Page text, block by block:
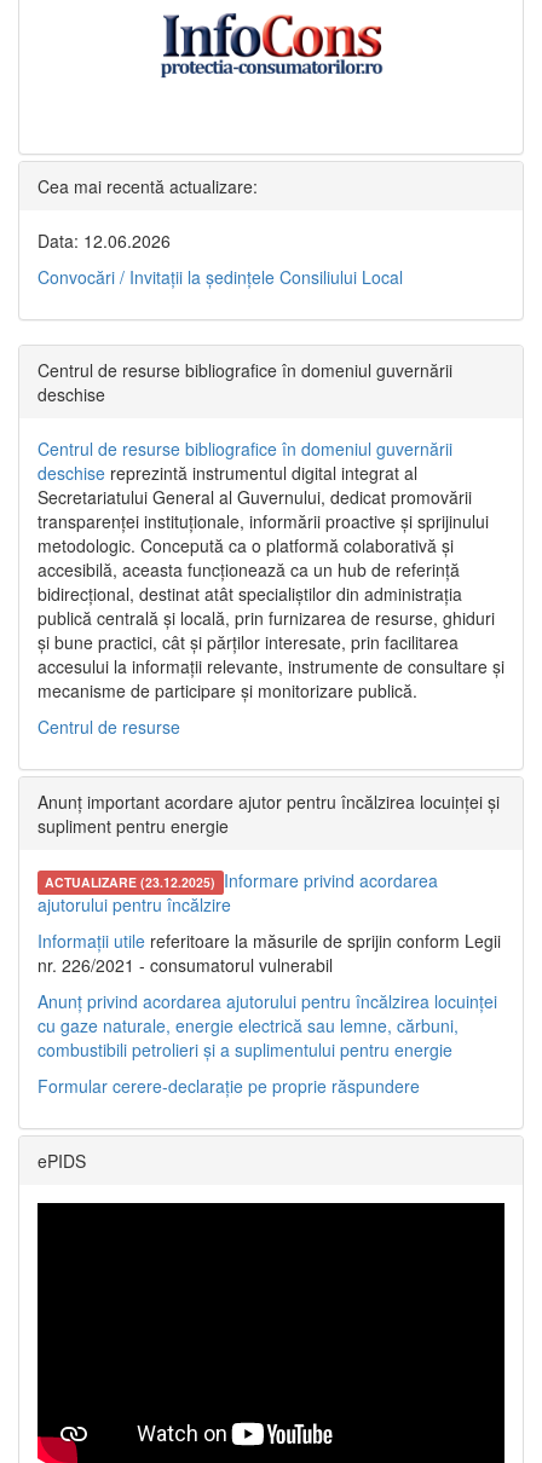
Cea mai recentă actualizare:
Data: 12.06.2026
Convocări / Invitaţii la şedinţele Consiliului Local
Centrul de resurse bibliografice în domeniul guvernării
deschise
Centrul de resurse bibliografice în domeniul guvernării
deschise reprezintă instrumentul digital integrat al
Secretariatului General al Guvernului, dedicat promovării
transparenței instituționale, informării proactive și sprijinului
metodologic. Concepută ca o platformă colaborativă și
accesibilă, aceasta funcționează ca un hub de referință
bidirecțional, destinat atât specialiștilor din administrația
publică centrală și locală, prin furnizarea de resurse, ghiduri
și bune practici, cât și părților interesate, prin facilitarea
accesului la informații relevante, instrumente de consultare și
mecanisme de participare și monitorizare publică.
Centrul de resurse
Anunț important acordare ajutor pentru încălzirea locuinței și
supliment pentru energie
ACTUALIZARE (23.12.2025) Informare privind acordarea
ajutorului pentru încălzire
Informații utile referitoare la măsurile de sprijin conform Legii
nr. 226/2021 - consumatorul vulnerabil
Anunț privind acordarea ajutorului pentru încălzirea locuinței
cu gaze naturale, energie electrică sau lemne, cărbuni,
combustibili petrolieri și a suplimentului pentru energie
Formular cerere-declarație pe proprie răspundere
ePIDS